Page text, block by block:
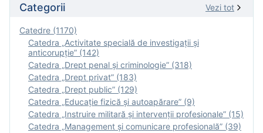
Categorii Vezi tot
Catedre (1170)
Catedra „Activitate specială de investigaţii şi
anticorupție” (142)
Catedra „Drept penal și criminologie” (318)
Catedra „Drept privat” (183)
Catedra „Drept public” (129)
Catedra „Educație fizică şi autoapărare” (9)
Catedra „Instruire militară şi intervenţii profesionale” (15)
Catedra „Management și comunicare profesională” (39)